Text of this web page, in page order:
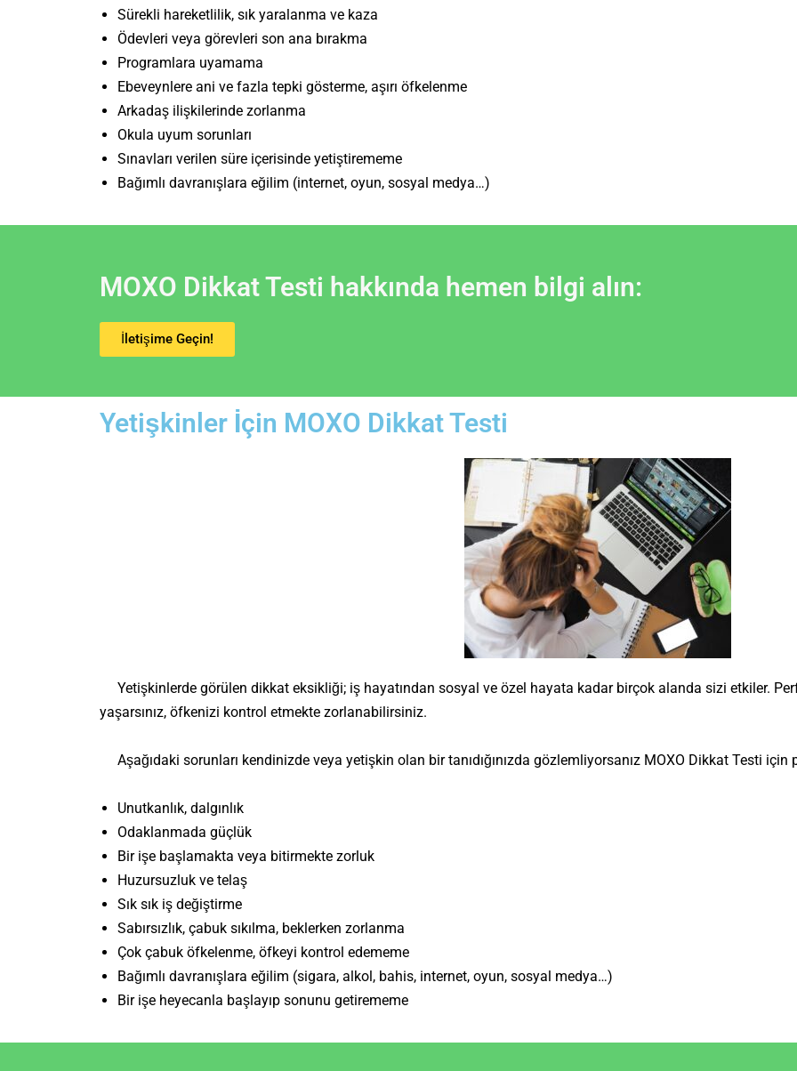
Sürekli hareketlilik, sık yaralanma ve kaza
Ödevleri veya görevleri son ana bırakma
Programlara uyamama
Ebeveynlere ani ve fazla tepki gösterme, aşırı öfkelenme
Arkadaş ilişkilerinde zorlanma
Okula uyum sorunları
Sınavları verilen süre içerisinde yetiştirememe
Bağımlı davranışlara eğilim (internet, oyun, sosyal medya…)
MOXO Dikkat Testi hakkında hemen bilgi alın:
İletişime Geçin!
Yetişkinler İçin MOXO Dikkat Testi
Yetişkinlerde görülen dikkat eksikliği; iş hayatından sosyal ve özel hayata kadar birçok alanda sizi etkiler.
yaşarsınız, öfkenizi kontrol etmekte zorlanabilirsiniz.
Aşağıdaki sorunları kendinizde veya yetişkin olan bir tanıdığınızda gözlemliyorsanız MOXO Dikkat Testi
Unutkanlık, dalgınlık
Odaklanmada güçlük
Bir işe başlamakta veya bitirmekte zorluk
Huzursuzluk ve telaş
Sık sık iş değiştirme
Sabırsızlık, çabuk sıkılma, beklerken zorlanma
Çok çabuk öfkelenme, öfkeyi kontrol edememe
Bağımlı davranışlara eğilim (sigara, alkol, bahis, internet, oyun, sosyal medya…)
Bir işe heyecanla başlayıp sonunu getirememe